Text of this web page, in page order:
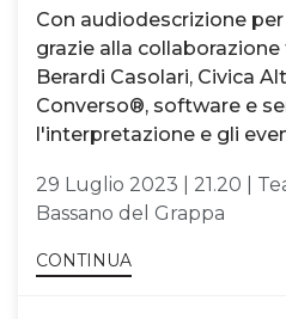
Con audiodescrizione
grazie alla
Berardi Casolari, Civica
Converso®, software e
l'interpretazione e gli
29 Luglio 2023 | 21.20 |
Bassano del Grappa
CONTINUA